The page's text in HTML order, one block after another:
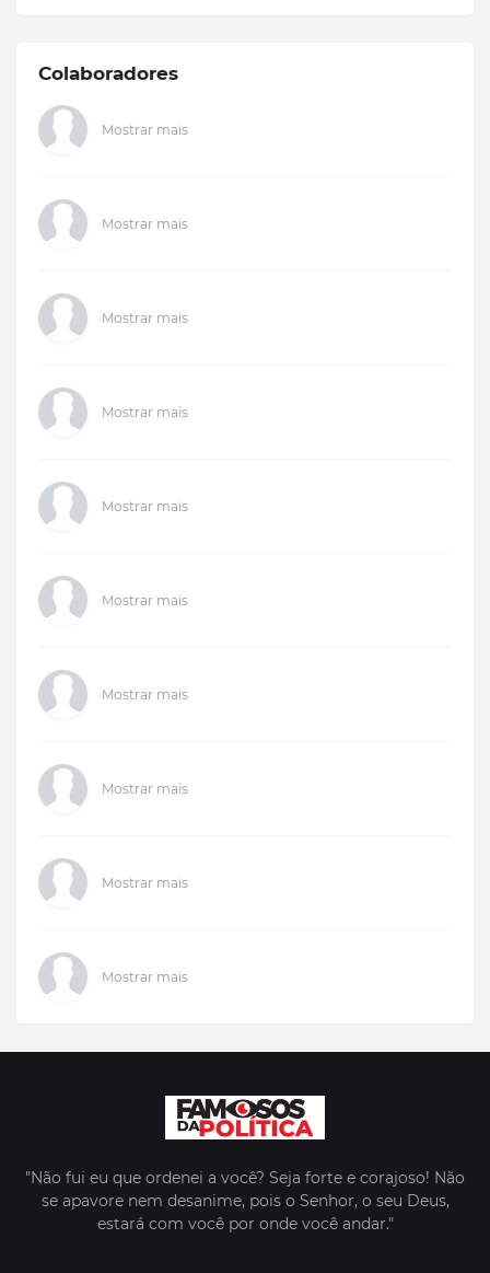
Colaboradores
Mostrar mais
Mostrar mais
Mostrar mais
Mostrar mais
Mostrar mais
Mostrar mais
Mostrar mais
Mostrar mais
Mostrar mais
Mostrar mais
"Não fui eu que ordenei a você? Seja forte e corajoso! Não
se apavore nem desanime, pois o Senhor, o seu Deus,
estará com você por onde você andar."